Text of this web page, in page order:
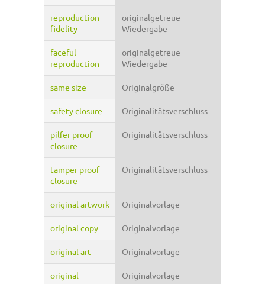
reproduction
fidelity
originalgetreue
Wiedergabe
faceful
reproduction
originalgetreue
Wiedergabe
same size Originalgröße
safety closure Originalitätsverschluss
pilfer proof
closure
Originalitätsverschluss
tamper proof
closure
Originalitätsverschluss
original artwork Originalvorlage
original copy Originalvorlage
original art Originalvorlage
original Originalvorlage